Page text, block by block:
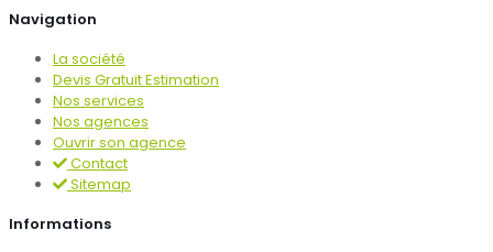
Navigation
La société
Devis Gratuit Estimation
Nos services
Nos agences
Ouvrir son agence
Contact
Sitemap
Informations